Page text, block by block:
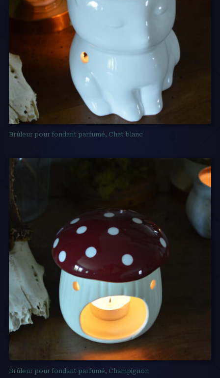
Brûleur pour fondant parfumé, Chat blanc
Brûleur pour fondant parfumé, Champignon